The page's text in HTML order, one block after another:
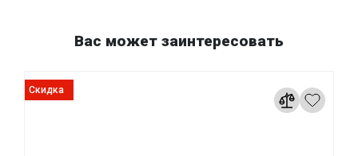
Вас может заинтересовать
Скидка